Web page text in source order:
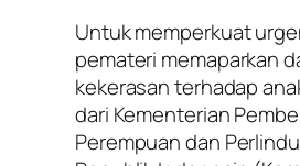
Untuk memperkuat
pemateri memaparkan
kekerasan terhadap
dari Kementerian
Perempuan dan